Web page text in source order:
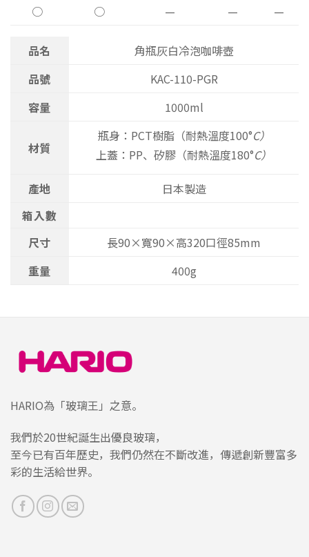
○
○ — — —
品名
角瓶灰白冷泡咖啡壺
品號
KAC-110-PGR
容量
1000ml
材質
瓶身：PCT樹脂（耐熱溫度100°C）
上蓋：PP、矽膠（耐熱溫度180°C）
產地
日本製造
箱入數
尺寸
長90×寬90×高320口徑85mm
重量
400g
HARIO為「玻璃王」之意。
我們於20世紀誕生出優良玻璃，
至今已有百年歷史，我們仍然在不斷改進，傳遞創新豐富多
彩的生活給世界。